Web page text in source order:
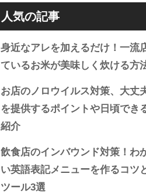
人気の記事
身近なアレを加えるだけ！一流
ているお米が美味しく炊ける方
お店のノロウイルス対策、大丈
を提供するポイントや日頃でき
紹介
飲食店のインバウンド対策！わ
い英語表記メニューを作るコツ
ツール3選